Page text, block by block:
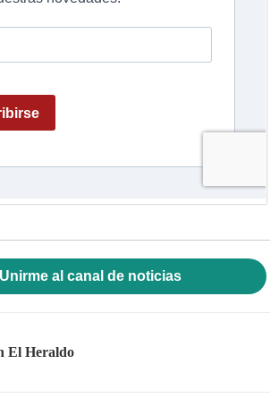
Unirme al canal de noticias
El Heraldo